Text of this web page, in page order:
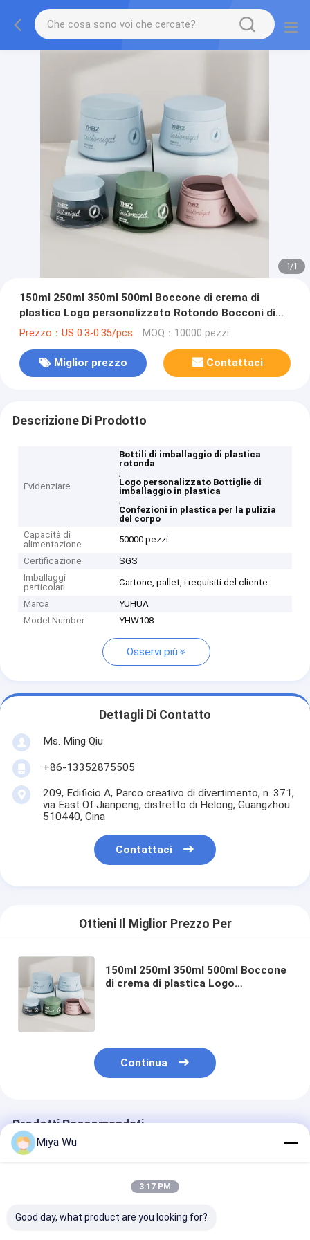
1/1
150ml 250ml 350ml 500ml Boccone di crema di
plastica Logo personalizzato Rotondo Bocconi di
imballaggio di plastica per lo scrub del corpo
Prezzo：US 0.3-0.35/pcs MOQ：10000 pezzi
Miglior prezzo Contattaci
Descrizione Di Prodotto
Evidenziare
Bottili di imballaggio di plastica
rotonda
,
Logo personalizzato Bottiglie di
imballaggio in plastica
,
Confezioni in plastica per la pulizia
del corpo
Capacità di
alimentazione
50000 pezzi
Certificazione
SGS
Imballaggi
particolari
Cartone, pallet, i requisiti del cliente.
Marca
YUHUA
Model Number
YHW108
Osservi più
Dettagli Di Contatto
Ms. Ming Qiu
+86-13352875505
209, Edificio A, Parco creativo di divertimento, n. 371,
via East Of Jianpeng, distretto di Helong, Guangzhou
510440, Cina
Contattaci
Ottieni Il Miglior Prezzo Per
150ml 250ml 350ml 500ml Boccone
di crema di plastica Logo
Continua
Prodotti Raccomandati
Miya Wu
3:17 PM
Good day, what product are you looking for?